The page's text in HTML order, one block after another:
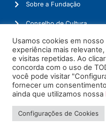
Sobre a Fundação
Conselho de Cultura
Mapeamento Cultural
Transparência
Ouvidoria
Usamos cookies em
experiência mais
e visitas repetidas. Ao
concorda com o uso de
você pode visitar
fornecer um
ainda que utilizamos nossa
Configurações de Cookies